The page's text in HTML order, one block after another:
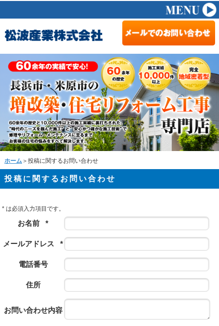
ホーム ＞投稿に関するお問い合わせ
投稿に関するお問い合わせ
* は必須入力項目です。
お名前 *
メールアドレス *
電話番号
住所
お問い合わせ内容